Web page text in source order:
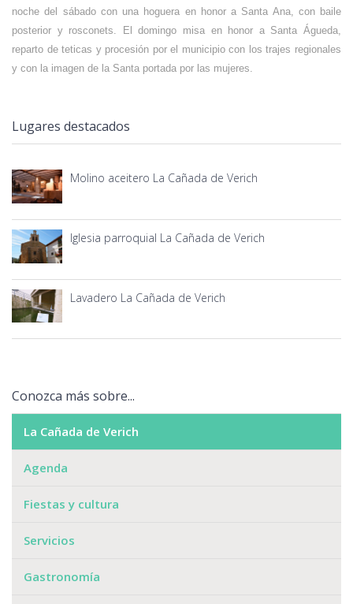
noche del sábado con una hoguera en honor a Santa Ana, con baile
posterior y rosconets. El domingo misa en honor a Santa Águeda,
reparto de teticas y procesión por el municipio con los trajes regionales
y con la imagen de la Santa portada por las mujeres.
Lugares destacados
Molino aceitero La Cañada de Verich
Iglesia parroquial La Cañada de Verich
Lavadero La Cañada de Verich
Conozca más sobre...
La Cañada de Verich
Agenda
Fiestas y cultura
Servicios
Gastronomía